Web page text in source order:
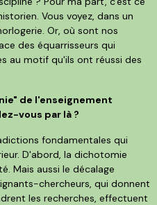
Vous voyez, dans un
Or, où sont nos
des équarrisseurs qui
au motif qu'ils ont réussi des
de l'enseignement
vous par là ?
fondamentales qui
D'abord, la dichotomie
Mais aussi le décalage
chercheurs, qui donnent
les recherches, effectuent